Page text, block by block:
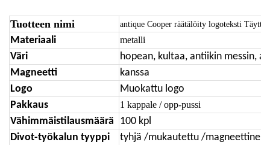
Tuotteen nimi antique Cooper räätälöity logoteksti
Materiaali metalli
Väri
hopean, kultaa, antiikin messin,
Magneetti
kanssa
Logo
Muokattu logo
Pakkaus
1 kappale / opp-pussi
Vähimmäistilausmäärä
100 kpl
Divot-työkalun tyyppi
tyhjä /mukautettu /magneettinen